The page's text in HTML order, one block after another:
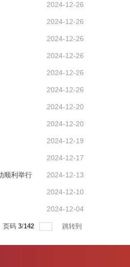
2024-12-26
2024-12-26
2024-12-26
2024-12-26
2024-12-26
2024-12-26
2024-12-20
2024-12-20
2024-12-19
2024-12-17
顺利举行 2024-12-13
2024-12-10
2024-12-04
页码 3/142 跳转到